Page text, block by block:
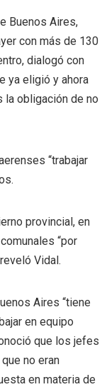
Buenos Aires,
con más de 130
dialogó con
ya eligió y ahora
la obligación de no
“trabajar
provincial, en
“por
Vidal.
Aires “tiene
en equipo
que los jefes
no eran
en materia de